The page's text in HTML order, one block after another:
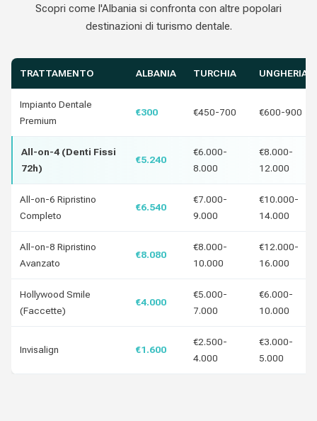
Scopri come l'Albania si confronta con altre popolari
destinazioni di turismo dentale.
TRATTAMENTO ALBANIA TURCHIA UNGHERIA
Impianto Dentale
Premium
€300 €450-700 €600-900
All-on-4 (Denti Fissi
72h)
€5.240
€6.000-
8.000
€8.000-
12.000
All-on-6 Ripristino
Completo
€6.540
€7.000-
9.000
€10.000-
14.000
All-on-8 Ripristino
Avanzato
€8.080
€8.000-
10.000
€12.000-
16.000
Hollywood Smile
(Faccette)
€4.000
€5.000-
7.000
€6.000-
10.000
Invisalign €1.600
€2.500-
4.000
€3.000-
5.000